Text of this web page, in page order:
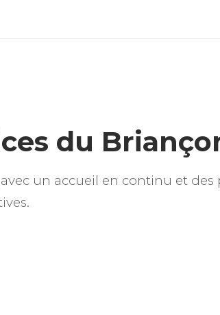
du
avec un accueil en continu et